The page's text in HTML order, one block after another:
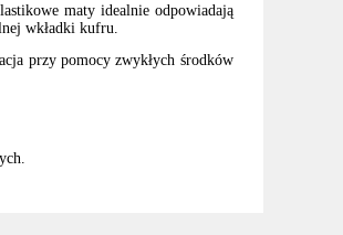
maty idealnie odpowiadają
wkładki kufru.
przy pomocy zwykłych środków